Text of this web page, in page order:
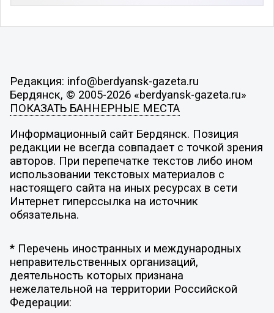
Редакция: info@berdyansk-gazeta.ru
Бердянск, © 2005-2026 «berdyansk-gazeta.ru»
ПОКАЗАТЬ БАННЕРНЫЕ МЕСТА
Информационный сайт Бердянск. Позиция
редакции не всегда совпадает с точкой зрения
авторов. При перепечатке текстов либо ином
использовании текстовых материалов с
настоящего сайта на иных ресурсах в сети
Интернет гиперссылка на источник
обязательна.
* Перечень иностранных и международных
неправительственных организаций,
деятельность которых признана
нежелательной на территории Российской
Федерации: